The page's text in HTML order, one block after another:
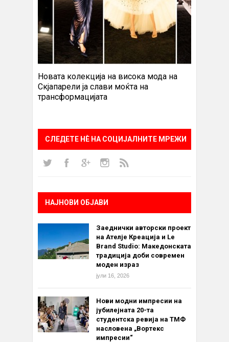
Новата колекција на висока мода на
Скјапарели ја слави моќта на
трансформацијата
СЛЕДЕТЕ НÈ НА СОЦИЈАЛНИТЕ МРЕЖИ
НАЈНОВИ ОБЈАВИ
Заеднички авторски проект
на Ателје Креација и Le
Brand Studio: Македонската
традиција доби современ
моден израз
јули 16, 2026
Нови модни импресии на
јубилејната 20-та
студентска ревија на ТМФ
насловена „Вортекс
импресии“